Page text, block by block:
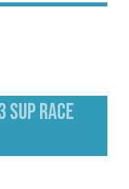
SUP RACE